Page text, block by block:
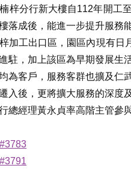
梓分行新大樓自112年開工
落成後，能進一步提升服務
加工出口區，園區內現有
駐，加上該區為早期發展生
為客戶，服務客群也擴及
入後，更將擴大服務的深度
總經理黃永貞率高階主管參